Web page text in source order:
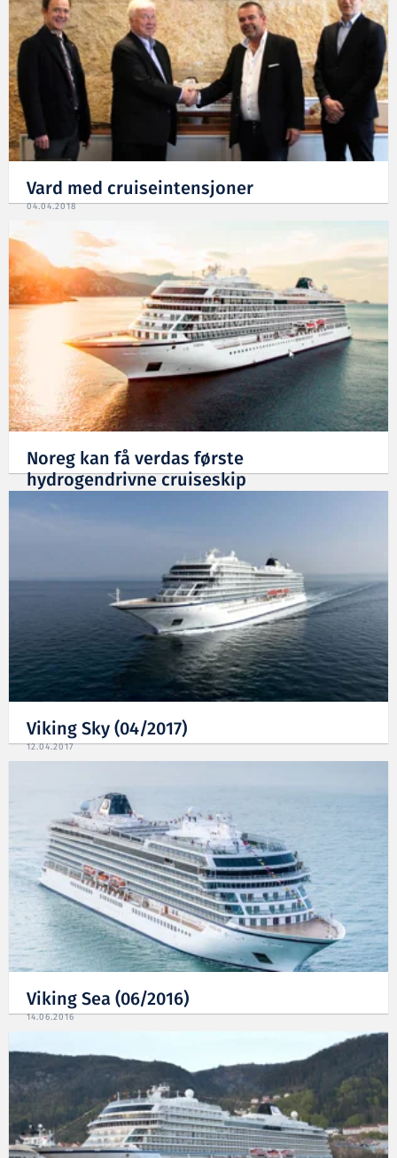
Vard med cruiseintensjoner
04.04.2018
Noreg kan få verdas første
hydrogendrivne cruiseskip
Viking Sky (04/2017)
12.04.2017
Viking Sea (06/2016)
14.06.2016